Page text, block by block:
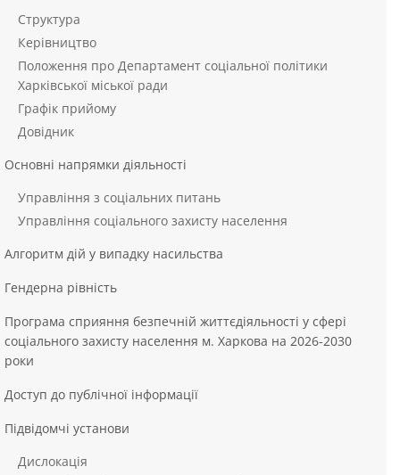
Структура
Керівництво
Положення про Департамент соціальної політики
Харківської міської ради
Графік прийому
Довідник
Основні напрямки діяльності
Управління з соціальних питань
Управління соціального захисту населення
Алгоритм дій у випадку насильства
Гендерна рівність
Програма сприяння безпечній життєдіяльності у сфері
соціального захисту населення м. Харкова на 2026-2030
роки
Доступ до публічної інформації
Підвідомчі установи
Дислокація